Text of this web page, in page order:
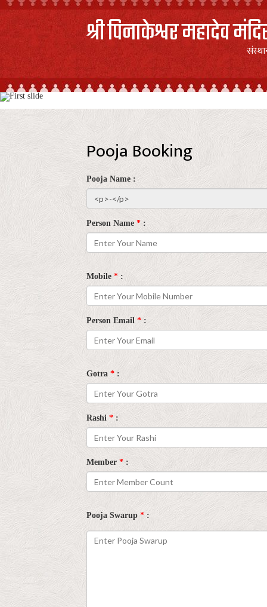
श्री पिनाकेश्वर महादेव
Pooja Booking
Pooja Name :
Person Name * :
Mobile * :
Person Email * :
Gotra * :
Rashi * :
Member * :
Pooja Swarup * :